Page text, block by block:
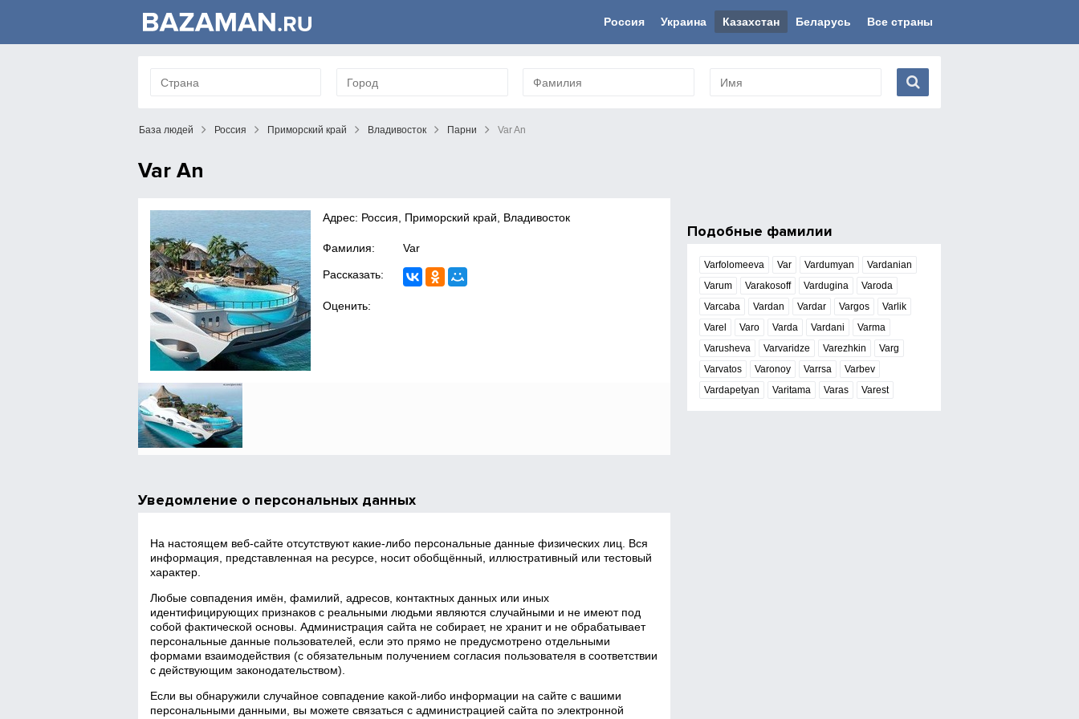
Россия Украина Казахстан Беларусь Все страны
База людей Россия Приморский край Владивосток Парни Var An
Var An
Адрес: Россия, Приморский край, Владивосток
Фамилия: Var
Рассказать:
Оценить:
Уведомление о персональных данных
На настоящем веб‑сайте отсутствуют какие‑либо персональные данные физических лиц. Вся
информация, представленная на ресурсе, носит обобщённый, иллюстративный или тестовый
характер.
Любые совпадения имён, фамилий, адресов, контактных данных или иных
идентифицирующих признаков с реальными людьми являются случайными и не имеют под
собой фактической основы. Администрация сайта не собирает, не хранит и не обрабатывает
персональные данные пользователей, если это прямо не предусмотрено отдельными
формами взаимодействия (с обязательным получением согласия пользователя в соответствии
с действующим законодательством).
Если вы обнаружили случайное совпадение какой‑либо информации на сайте с вашими
персональными данными, вы можете связаться с администрацией сайта по электронной
Подобные фамилии
Varfolomeeva Var Vardumyan
Vardanian
Varum
Varakosoff Vardugina
Varoda
Varcaba
Vardan Vardar Vargos
Varlik
Varel
Varo Varda Vardani
Varma
Varusheva
Varvaridze Varezhkin
Varg
Varvatos
Varonoy Varrsa
Varbev
Vardapetyan
Varitama Varas Varest